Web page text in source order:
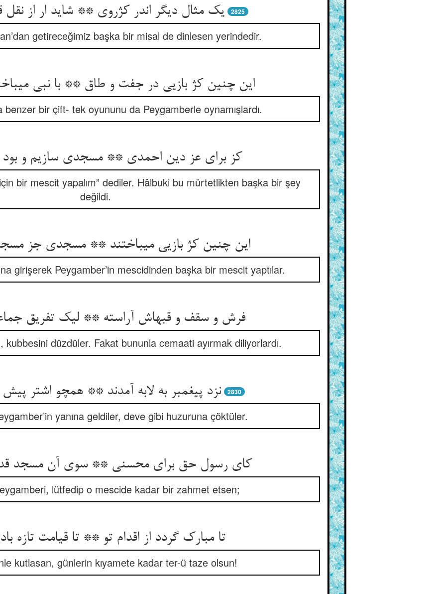
یک مثال دیگر اندر کژروی ** شاید ار از نقل 2825
getireceğimiz başka bir misal de dinlesen yerindedir.
این چنین کژ بازیی در جفت و طاق ** با نبی
benzer bir çift- tek oyununu da Peygamberle oynamışlardı.
کز برای عز دین احمدی ** مسجدی سازیم و
bir mescit yapalım” dediler. Hâlbuki bu mürtetlikten başka bir şey
değildi.
این چنین کژ بازیی می‏باختند ** مسجدی جز
girişerek Peygamber’in mescidinden başka bir mescit yaptılar.
فرش و سقف و قبه‏اش آراسته ** لیک تفریق
kubbesini düzdüler. Fakat bununla cemaati ayırmak diliyorlardı.
نزد پیغمبر به لابه آمدند ** همچو اشتر پیش 2830
yanına geldiler, deve gibi huzuruna çöktüler.
کای رسول حق برای محسنی ** سوی آن مسجد
lütfedip o mescide kadar bir zahmet etsen;
تا مبارک گردد از اقدام تو ** تا قیامت تازه باد
kutlasan, günlerin kıyamete kadar ter-ü taze olsun!